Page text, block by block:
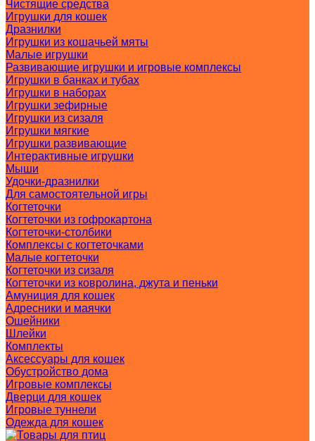
Чистящие средства
Игрушки для кошек
Дразнилки
Игрушки из кошачьей мяты
Малые игрушки
Развивающие игрушки и игровые комплексы
Игрушки в банках и тубах
Игрушки в наборах
Игрушки зефирные
Игрушки из сизаля
Игрушки мягкие
Игрушки развивающие
Интерактивные игрушки
Мыши
Удочки-дразнилки
Для самостоятельной игры
Когтеточки
Когтеточки из гофрокартона
Когтеточки-столбики
Комплексы с когтеточками
Малые когтеточки
Когтеточки из сизаля
Когтеточки из ковролина, джута и пеньки
Амуниция для кошек
Адресники и маячки
Ошейники
Шлейки
Комплекты
Аксессуары для кошек
Обустройство дома
Игровые комплексы
Дверци для кошек
Игровые туннели
Одежда для кошек